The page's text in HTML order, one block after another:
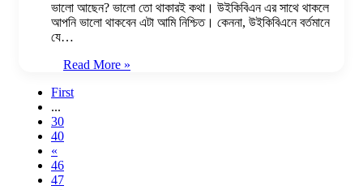
ভালো আছেন? ভালো তো থাকারই কথা। উইকিবিএন এর সাথে থাকলে
আপনি ভালো থাকবেন এটা আমি নিশ্চিত। কেননা, উইকিবিএনে বর্তমানে
যে…
Read More »
First
...
30
40
«
46
47